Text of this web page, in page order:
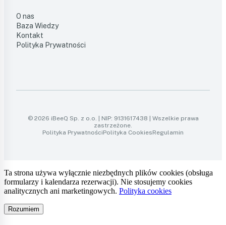
O nas
Baza Wiedzy
Kontakt
Polityka Prywatności
© 2026 iBeeQ Sp. z o.o. | NIP: 9131617438 | Wszelkie prawa
zastrzeżone.
Polityka PrywatnościPolityka CookiesRegulamin
Ta strona używa wyłącznie niezbędnych plików cookies (obsługa
formularzy i kalendarza rezerwacji). Nie stosujemy cookies
analitycznych ani marketingowych. Polityka cookies
Rozumiem